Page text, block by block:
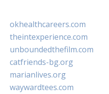
okhealthcareers.com
theintexperience.com
unboundedthefilm.com
catfriends-bg.org
marianlives.org
waywardtees.com